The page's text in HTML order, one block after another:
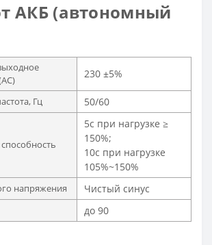
АКБ (автономный
230 ±5%
Гц 50/60
5с при нагрузке ≥
150%;
10с при нагрузке
105%~150%
напряжения Чистый синус
до 90